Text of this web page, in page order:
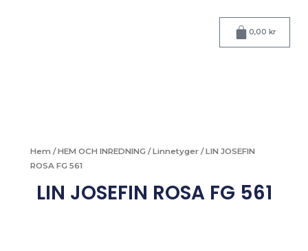
0,00 kr
Varukorg
Hem /HEM OCH INREDNING /Linnetyger / LIN JOSEFIN
ROSA FG 561
LIN JOSEFIN ROSA FG 561